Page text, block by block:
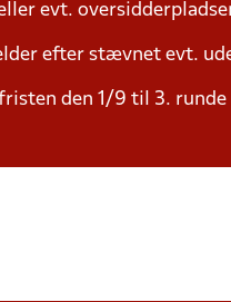
evt.
efter stævnet evt.
den 1/9 til 3.